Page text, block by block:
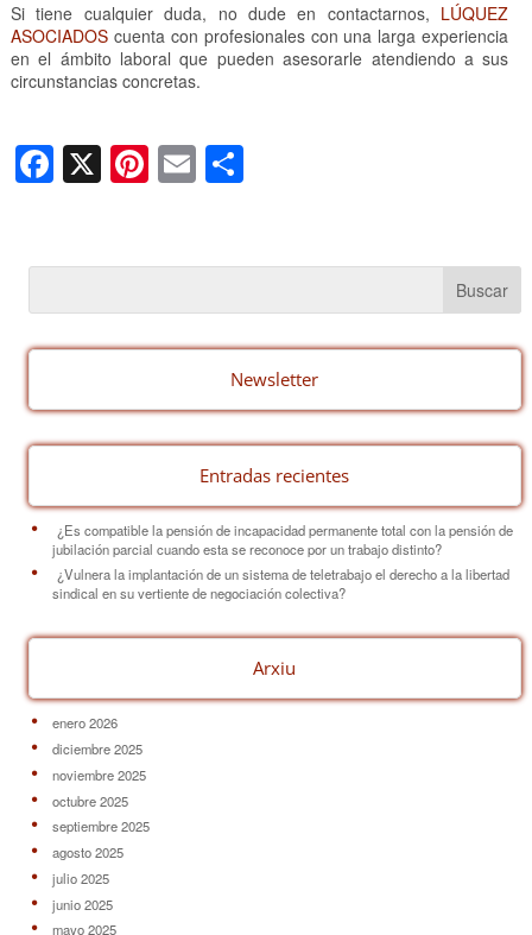
Si tiene cualquier duda, no dude en contactarnos, LÚQUEZ
ASOCIADOScuenta con profesionales con una larga experiencia
en el ámbito laboral que pueden asesorarle atendiendo a sus
circunstancias concretas.
F
a
e
b
o
k
X Pi
nt
e
st
E
m
C
p
ar
tir
Newsletter
Entradas recientes
¿Es compatible la pensión de incapacidad permanente total con la pensión de
jubilación parcial cuando esta se reconoce por un trabajo distinto?
¿Vulnera la implantación de un sistema de teletrabajo el derecho a la libertad
sindical en su vertiente de negociación colectiva?
Arxiu
enero 2026
diciembre 2025
noviembre 2025
octubre 2025
septiembre 2025
agosto 2025
julio 2025
junio 2025
mayo 2025